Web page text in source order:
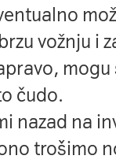
vožnju i
čudo.
nazad na
trošimo